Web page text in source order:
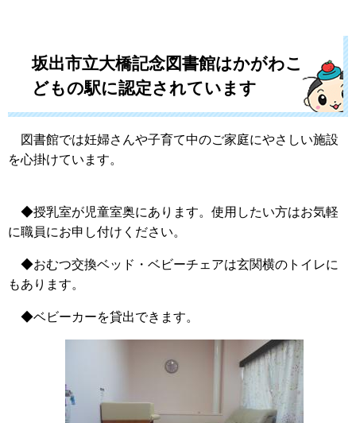
坂出市立大橋記念図書館はかがわこ
どもの駅に認定されています
図書館では妊婦さんや子育て中のご家庭にやさしい施設
を心掛けています。
◆授乳室が児童室奥にあります。使用したい方はお気軽
に職員にお申し付けください。
◆おむつ交換ベッド・ベビーチェアは玄関横のトイレに
もあります。
◆ベビーカーを貸出できます。